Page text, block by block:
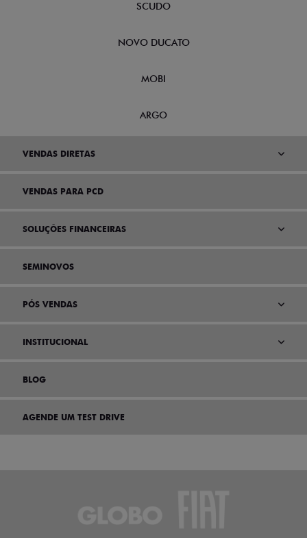
SCUDO
NOVO DUCATO
MOBI
ARGO
VENDAS DIRETAS
VENDAS PARA PCD
SOLUÇÕES FINANCEIRAS
SEMINOVOS
PÓS VENDAS
INSTITUCIONAL
BLOG
AGENDE UM TEST DRIVE